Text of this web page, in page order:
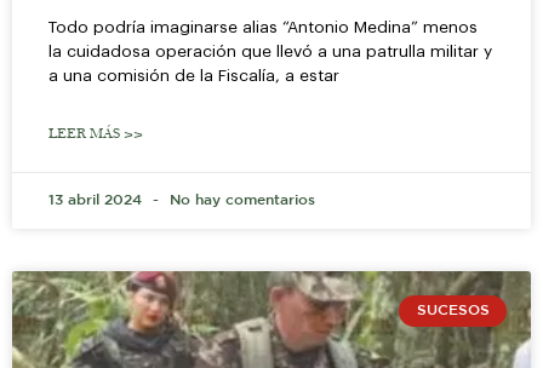
Todo podría imaginarse alias “Antonio Medina” menos
la cuidadosa operación que llevó a una patrulla militar y
a una comisión de la Fiscalía, a estar
LEER MÁS >>
13 abril 2024 No hay comentarios
SUCESOS